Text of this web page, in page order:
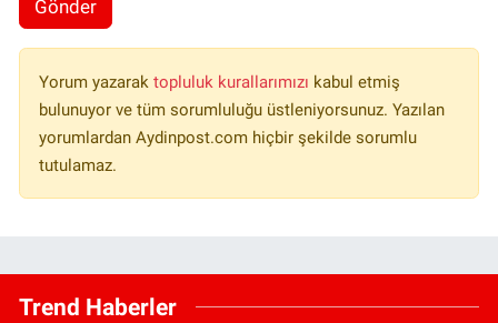
Gönder
Yorum yazarak topluluk kurallarımızı kabul etmiş
bulunuyor ve tüm sorumluluğu üstleniyorsunuz. Yazılan
yorumlardan Aydinpost.com hiçbir şekilde sorumlu
tutulamaz.
Trend Haberler